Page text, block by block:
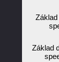
Základ